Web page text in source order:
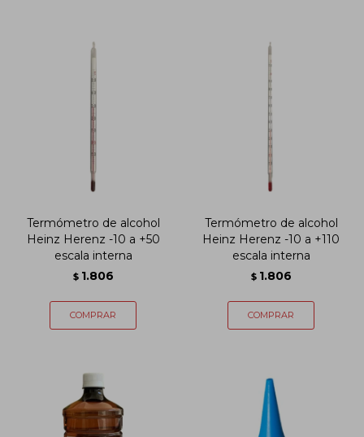
Termómetro de alcohol
Heinz Herenz -10 a +50
escala interna
$ 1.806
Termómetro de alcohol
Heinz Herenz -10 a +110
escala interna
$ 1.806